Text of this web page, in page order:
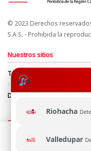
Riohacha
Valledupar
© 2023 Derechos
S.A.S. - Prohibida la
Nuestros sitios
Términos y Condiciones
Política de uso de cookies
Directrices Editoriales
Síguenos
Esta página web usa
navegación, al